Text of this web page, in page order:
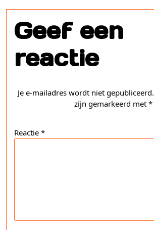
Geef een
reactie
Je e-mailadres wordt niet gepubliceerd.
zijn gemarkeerd met *
Reactie *